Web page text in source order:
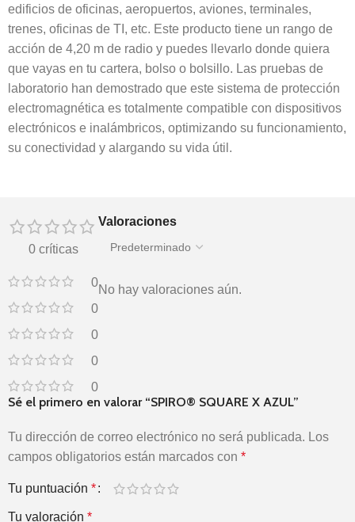
edificios de oficinas, aeropuertos, aviones, terminales,
trenes, oficinas de TI, etc. Este producto tiene un rango de
acción de 4,20 m de radio y puedes llevarlo donde quiera
que vayas en tu cartera, bolso o bolsillo. Las pruebas de
laboratorio han demostrado que este sistema de protección
electromagnética es totalmente compatible con dispositivos
electrónicos e inalámbricos, optimizando su funcionamiento,
su conectividad y alargando su vida útil.
0 críticas
0
0
0
0
0
Valoraciones
No hay valoraciones aún.
Sé el primero en valorar “SPIRO® SQUARE X AZUL”
Tu dirección de correo electrónico no será publicada. Los
campos obligatorios están marcados con *
Tu puntuación *
Tu valoración *